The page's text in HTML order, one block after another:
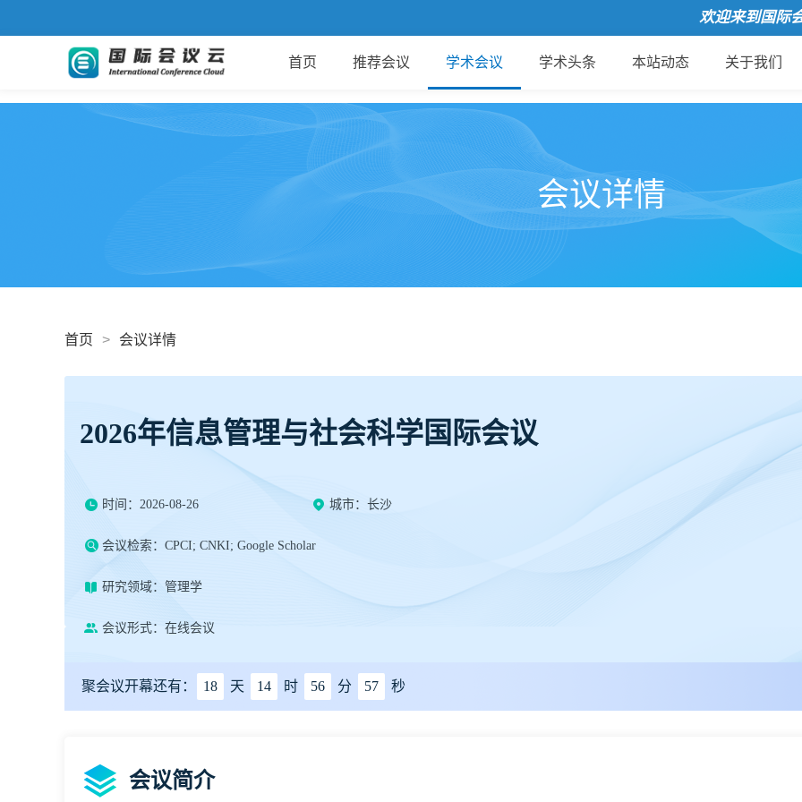
欢迎来到国际会议云
首页 推荐会议 学术会议 学术头条 本站动态 关于我们
会议详情
首页 > 会议详情
2026年信息管理与社会科学国际会议
时间：2026-08-26 城市：长沙
会议检索：CPCI; CNKI; Google Scholar
研究领域：管理学
会议形式：在线会议
聚会议开幕还有： 18 天 14 时 56 分 56 秒
会议简介